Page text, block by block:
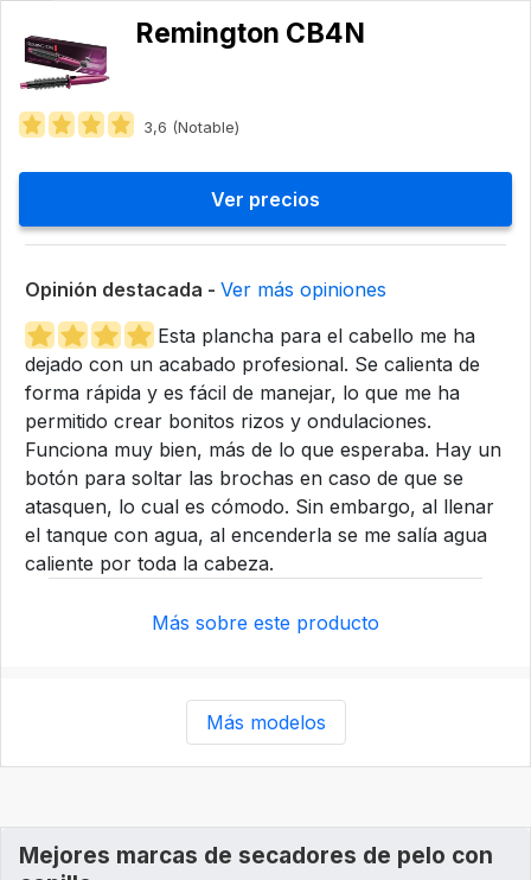
Remington CB4N
3,6 (Notable)
Ver precios
Opinión destacada - Ver más opiniones
Esta plancha para el cabello me ha
dejado con un acabado profesional. Se calienta de
forma rápida y es fácil de manejar, lo que me ha
permitido crear bonitos rizos y ondulaciones.
Funciona muy bien, más de lo que esperaba. Hay un
botón para soltar las brochas en caso de que se
atasquen, lo cual es cómodo. Sin embargo, al llenar
el tanque con agua, al encenderla se me salía agua
caliente por toda la cabeza.
Más sobre este producto
Más modelos
Mejores marcas de secadores de pelo con